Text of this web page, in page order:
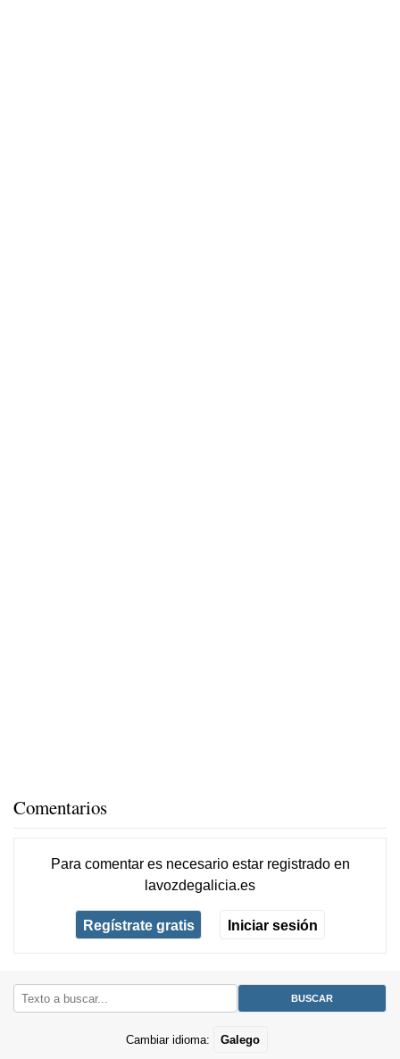
Comentarios
Para comentar es necesario estar registradoen
lavozdegalicia.es
Regístrate gratis Iniciar sesión
Cambiar idioma: Galego